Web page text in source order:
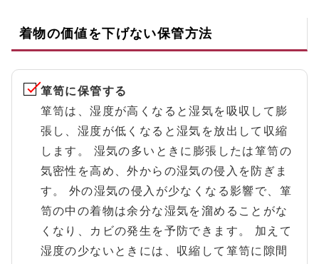
着物の価値を下げない保管方法
箪笥に保管する
箪笥は、湿度が高くなると湿気を吸収して膨
張し、湿度が低くなると湿気を放出して収縮
します。 湿気の多いときに膨張したは箪笥の
気密性を高め、外からの湿気の侵入を防ぎま
す。 外の湿気の侵入が少なくなる影響で、箪
笥の中の着物は余分な湿気を溜めることがな
くなり、カビの発生を予防できます。 加えて
湿度の少ないときには、収縮して箪笥に隙間